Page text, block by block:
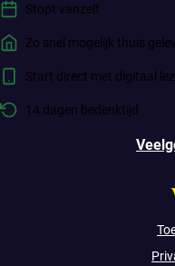
Stopt vanzelf
Zo snel mogelijk thuis
Start direct met digitaal
14 dagen bedenktijd